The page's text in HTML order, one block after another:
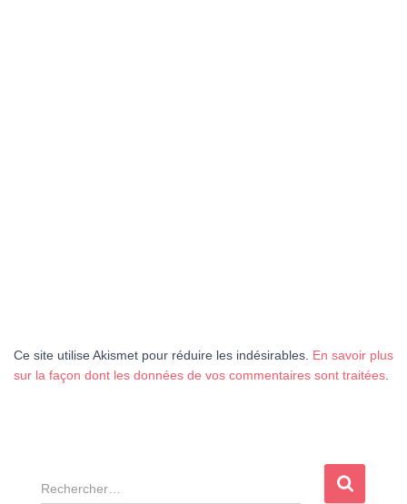
Ce site utilise Akismet pour réduire les indésirables. En savoir plus
sur la façon dont les données de vos commentaires sont traitées
R
e